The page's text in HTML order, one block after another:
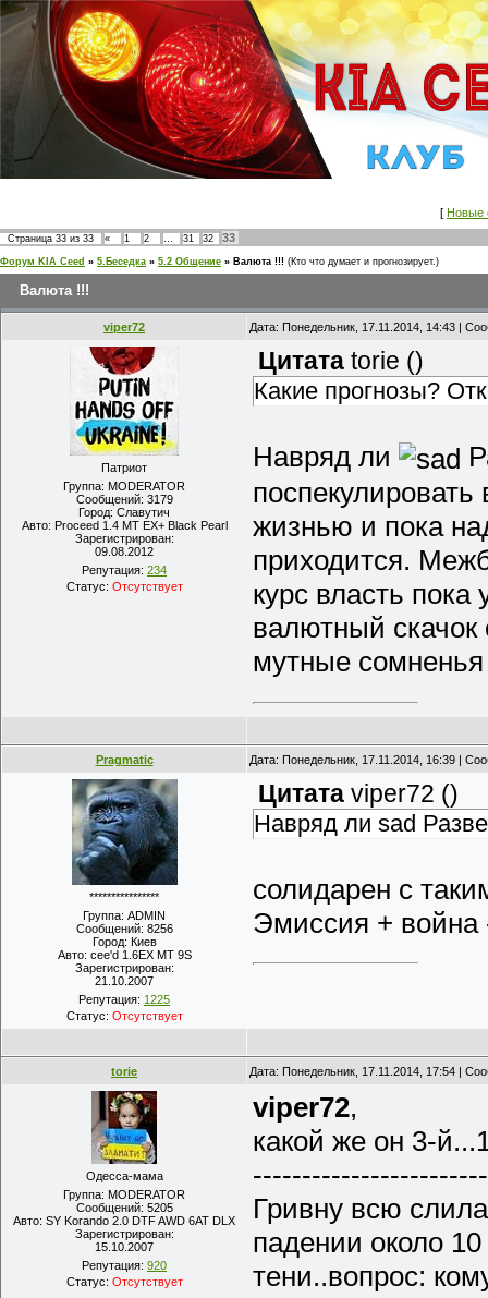
[ Новые
Страница 33 из 33 « 1 2 … 31 32 33
Форум KIA Ceed » 5.Беседка » 5.2 Общение » Валюта !!! (Кто что думает и прогнозирует.)
Валюта !!!
viper72 Дата: Понедельник, 17.11.2014, 14:43 |
Патриот
Группа: MODERATOR
Сообщений: 3179
Город: Славутич
Авто: Proceed 1.4 MT EX+ Black Pearl
Зарегистрирован:
09.08.2012
Репутация: 234
Статус: Отсутствует
Цитата torie ()
Какие прогнозы?
Навряд ли
жизнью и пока
приходится.
курс власть пока
валютный скачок
мутные
Pragmatic Дата: Понедельник, 17.11.2014, 16:39 |
****************
Группа: ADMIN
Сообщений: 8256
Город: Киев
Авто: cee'd 1.6EX MT 9S
Зарегистрирован:
21.10.2007
Репутация: 1225
Статус: Отсутствует
Цитата viper72 ()
Навряд ли sad Разве
солидарен с
Эмиссия +
torie Дата: Понедельник, 17.11.2014, 17:54 |
Одесса-мама
Группа: MODERATOR
Сообщений: 5205
Авто: SY Korando 2.0 DTF AWD 6AT DLX
Зарегистрирован:
15.10.2007
Репутация: 920
Статус: Отсутствует
viper72,
какой же он 3-
------------------------
Гривну всю
падении около
тени..вопрос: